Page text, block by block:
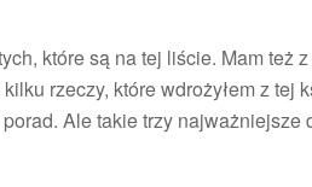
które są na tej liście. Mam też
rzeczy, które wdrożyłem z tej
Ale takie trzy najważniejsze